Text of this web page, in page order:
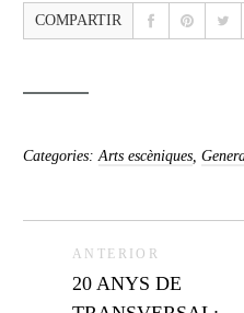
COMPARTIR
Categories:Arts escèniques,
ANTERIOR
20 ANYS DE